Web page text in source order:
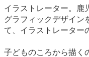
イラストレーター。鹿
グラフィックデザイン
て、イラストレーター
子どものころから描く